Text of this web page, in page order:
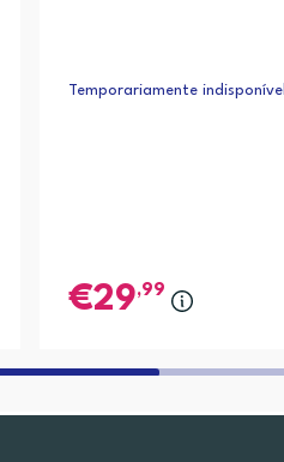
Temporariamente indisponível
29,99